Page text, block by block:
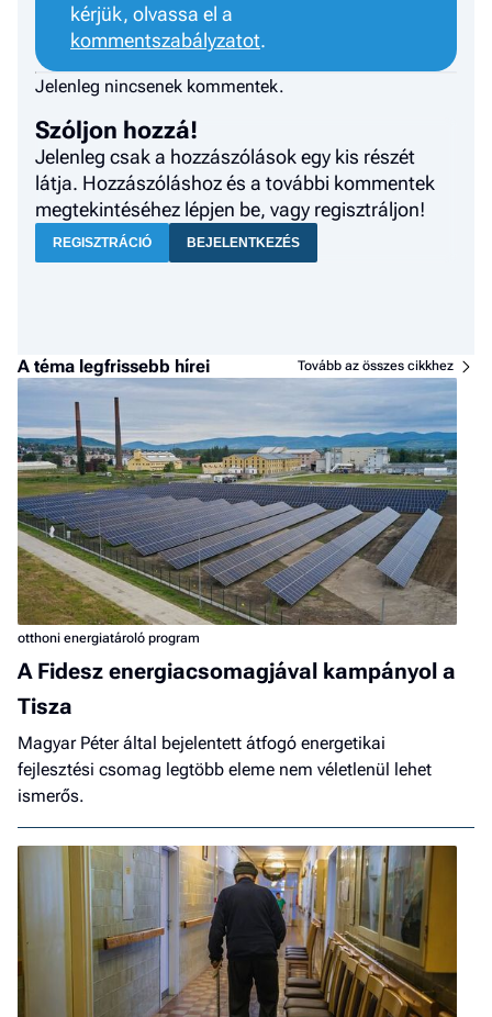
kérjük, olvassa el a
kommentszabályzatot.
Jelenleg nincsenek kommentek.
Szóljon hozzá!
Jelenleg csak a hozzászólások egy kis részét
látja. Hozzászóláshoz és a további kommentek
megtekintéséhez lépjen be, vagy regisztráljon!
REGISZTRÁCIÓ BEJELENTKEZÉS
A téma legfrissebb hírei Tovább az összes cikkhez
otthoni energiatároló program
A Fidesz energiacsomagjával kampányol a
Tisza
Magyar Péter által bejelentett átfogó energetikai
fejlesztési csomag legtöbb eleme nem véletlenül lehet
ismerős.